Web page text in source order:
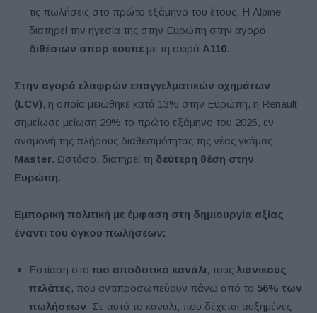
τις πωλήσεις στο πρώτο εξάμηνο του έτους. Η Alpine
διατηρεί την ηγεσία της στην Ευρώπη στην αγορά
διθέσιων σπορ κουπέ με τη σειρά A110.
Στην αγορά ελαφρών επαγγελματικών οχημάτων
(LCV), η οποία μειώθηκε κατά 13% στην Ευρώπη, η Renault
σημείωσε μείωση 29% το πρώτο εξάμηνο του 2025, εν
αναμονή της πλήρους διαθεσιμότητας της νέας γκάμας
Master. Ωστόσο, διατηρεί τη δεύτερη θέση στην
Ευρώπη.
Εμπορική πολιτική με έμφαση στη δημιουργία αξίας
έναντι του όγκου πωλήσεων:
Εστίαση στο πιο αποδοτικό κανάλι, τους λιανικούς
πελάτες , που αντιπροσωπεύουν πάνω από το 56% των
πωλήσεων. Σε αυτό το κανάλι, που δέχεται αυξημένες